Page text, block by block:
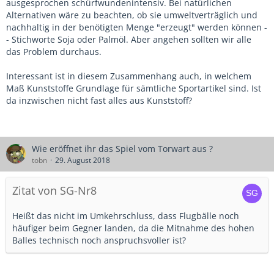
ausgesprochen schürfwundenintensiv. Bei natürlichen
Alternativen wäre zu beachten, ob sie umweltverträglich und
nachhaltig in der benötigten Menge "erzeugt" werden können -
- Stichworte Soja oder Palmöl. Aber angehen sollten wir alle
das Problem durchaus.
Interessant ist in diesem Zusammenhang auch, in welchem
Maß Kunststoffe Grundlage für sämtliche Sportartikel sind. Ist
da inzwischen nicht fast alles aus Kunststoff?
Wie eröffnet ihr das Spiel vom Torwart aus ?
tobn 29. August 2018
Zitat von SG-Nr8
Heißt das nicht im Umkehrschluss, dass Flugbälle noch
häufiger beim Gegner landen, da die Mitnahme des hohen
Balles technisch noch anspruchsvoller ist?